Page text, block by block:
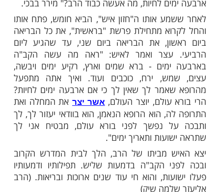
עוד תוכן חדש ומפתיע! התחברו לכל
שלנו בתהיליםבלחיצה כאן >>>​
הגיע אדם אל הרב ישעיהו קרליץ - ה"חזון
ובכה לפניו בבכיות גדולות: "כבוד הרב, עכשיו
לאחר בדיקות מקיפות אמר לי הרופא
מסוכנת, וכתוצאה מכך נשארו לי עוד
לחיות, מה אעשה כבוד הרב?" מירר בבכי.
אותו ה"חזון איש", הביא חומש, פתח אותו
מתחילת פרשת "בראשית", את כל הבריאה
את הבריאה ביום שני, עד שהגיע ליום
עצר ואמר לאיש: "ראה מה עשה הקב"ה
- ברא שמים וארץ, רקיע ימים ויבשה,